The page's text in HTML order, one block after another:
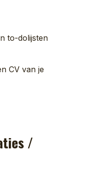
to-dolijsten
CV van je
/